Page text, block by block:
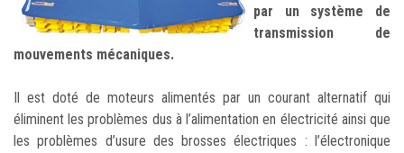
par un système de
transmission de
mouvements mécaniques.
Il est doté de moteurs alimentés par un courant alternatif qui
éliminent les problèmes dus à l’alimentation en électricité ainsi que
les problèmes d’usure des brosses électriques : l’électronique